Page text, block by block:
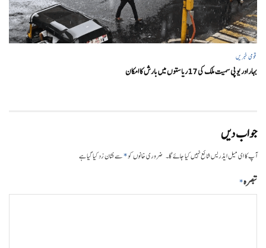
قومی خبریں
بہار اور یو پی سمیت ملک کی 17ریاستوں میں بارش کا امکان
جواب دیں
آپ کا ای میل ایڈریس شائع نہیں کیا جائے گا۔ ضروری خانوں کو*سے نشان زد کیا گیا ہے
تبصرہ*